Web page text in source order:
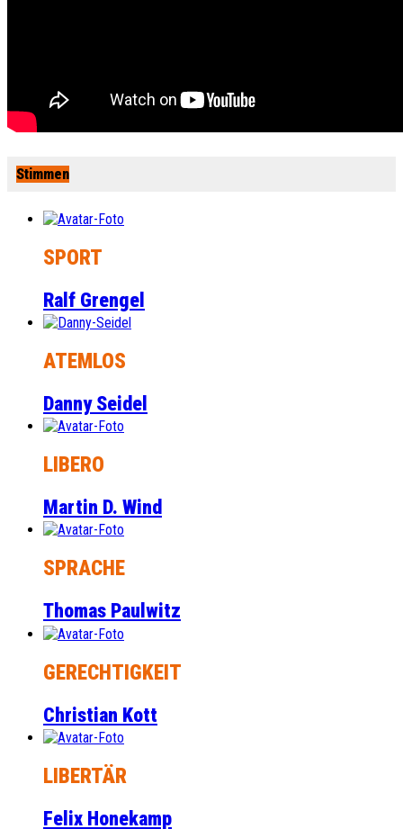
Stimmen
SPORT
Ralf Grengel
ATEMLOS
Danny Seidel
LIBERO
Martin D. Wind
SPRACHE
Thomas Paulwitz
GERECHTIGKEIT
Christian Kott
LIBERTÄR
Felix Honekamp